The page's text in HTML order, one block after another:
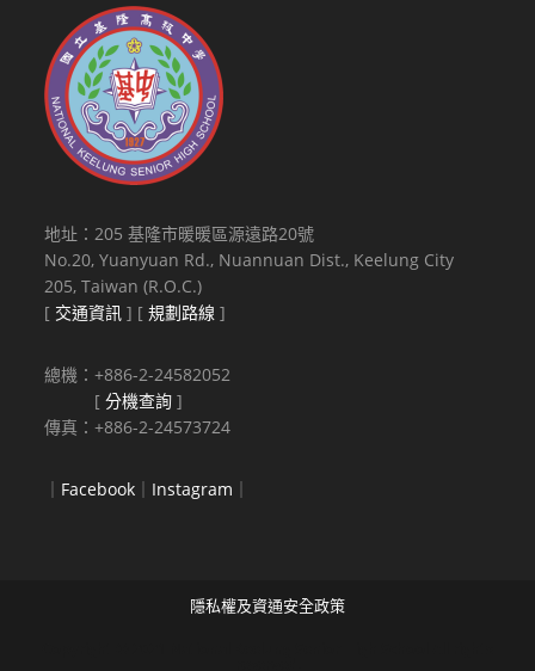
地址：205 基隆市暖暖區源遠路20號
No.20, Yuanyuan Rd., Nuannuan Dist., Keelung City
205, Taiwan (R.O.C.)
[ 交通資訊 ] [規劃路線 ]
總機：+886-2-24582052
[分機查詢 ]
傳真：+886-2-24573724
｜ Facebook ｜ Instagram ｜
隱私權及資通安全政策